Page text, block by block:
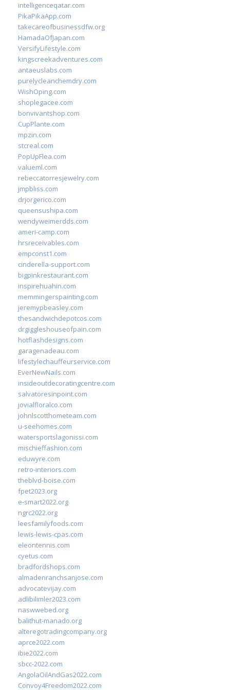
intelligenceqatar.com
PikaPikaApp.com
takecareofbusinessdfw.org
HamadaOfJapan.com
VersifyLifestyle.com
kingscreekadventures.com
antaeuslabs.com
purelycleanchemdry.com
WishOping.com
shoplegacee.com
bonvivantshop.com
CupPlante.com
mpzin.com
stcreal.com
PopUpFlea.com
valueml.com
rebeccatorresjewelry.com
jmpbliss.com
drjorgerico.com
queensushipa.com
wendyweimerdds.com
ameri-camp.com
hrsreceivables.com
empconst1.com
cinderella-support.com
bigpinkrestaurant.com
inspirehuahin.com
memmingerspainting.com
jeremypbeasley.com
thesandwichdepotcos.com
drgiggleshouseofpain.com
hotflashdesigns.com
garagenadeau.com
lifestylechauffeurservice.com
EverNewNails.com
insideoutdecoratingcentre.com
salvatoresinpoint.com
jovialfloralco.com
johnlscotthometeam.com
u-seehomes.com
watersportslagonissi.com
mischieffashion.com
eduwyre.com
retro-interiors.com
theblvd-boise.com
fpet2023.org
e-smart2022.org
ngrc2022.org
leesfamilyfoods.com
lewis-lewis-cpas.com
eleontennis.com
cyetus.com
bradfordshops.com
almadenranchsanjose.com
advocatevijay.com
adlibilimler2023.com
naswwebed.org
balithut-manado.org
alteregotradingcompany.org
aprce2022.com
ibie2022.com
sbcc-2022.com
AngolaOilAndGas2022.com
Convoy4Freedom2022.com